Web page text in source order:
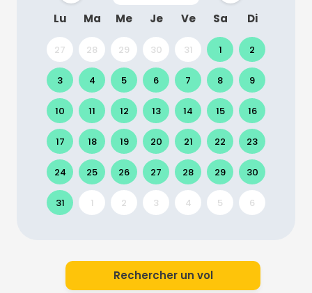
Lu
Ma Me Je Ve Sa Di
27 28 29 30 31 1 2
3 4 5 6 7 8 9
10 11 12 13 14 15 16
17 18 19 20 21 22 23
24 25 26 27 28 29 30
31 1 2 3 4 5 6
Rechercher un vol